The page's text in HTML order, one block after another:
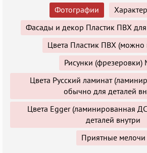
Фотографии
Фасады и декор Пластик ПВХ
Цвета Пластик ПВХ (можно
Рисунки
Цвета Русский ламинат
обычно для деталей
Цвета Egger (ламинированная
деталей внутри
Приятные мелочи